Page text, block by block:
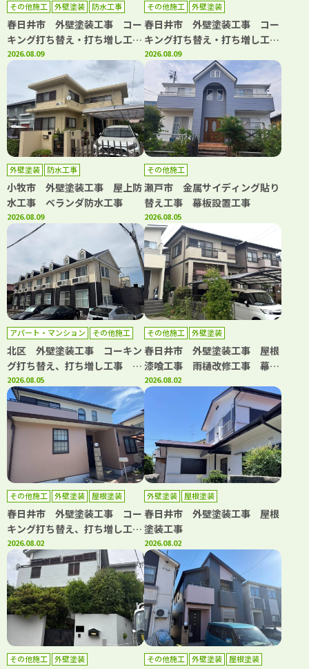
その他施工 外壁塗装 防水工事
春日井市 外壁塗装工事 コー
キング打ち替え・打ち増し工
事 防水工事
2026.08.09
その他施工 外壁塗装
春日井市 外壁塗装工事 コー
キング打ち替え・打ち増し工
事 トップコート工事
2026.08.09
外壁塗装 防水工事
小牧市 外壁塗装工事 屋上防
水工事 ベランダ防水工事
2026.08.09
その他施工
瀬戸市 金属サイディング貼り
替え工事 幕板設置工事
2026.08.05
アパート・マンション
その他施工
外壁塗装
屋根塗装 防水工事
北区 外壁塗装工事 コーキン
グ打ち替え、打ち増し工事 屋
根塗装工事 階段・共用部側溝
防水工事 共用部長尺シート工
事 基礎補修工事
2026.08.05
その他施工 外壁塗装
春日井市 外壁塗装工事 屋根
漆喰工事 雨樋改修工事 幕板
板金工事 浴室水栓交換工事
2026.08.02
その他施工 外壁塗装
屋根塗装
防水工事
春日井市 外壁塗装工事 コー
キング打ち替え、打ち増し工
事 屋根塗装工事 ベランダ防
水工事
2026.08.02
外壁塗装 屋根塗装
春日井市 外壁塗装工事 屋根
塗装工事
2026.08.02
その他施工 外壁塗装 その他施工 外壁塗装 屋根塗装